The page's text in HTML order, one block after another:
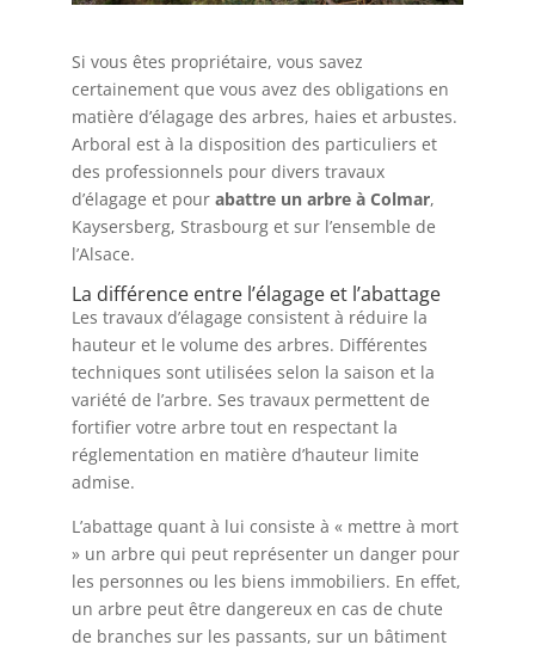
Si vous êtes propriétaire, vous savez
certainement que vous avez des obligations en
matière d’élagage des arbres, haies et arbustes.
Arboral est à la disposition des particuliers et
des professionnels pour divers travaux
d’élagage et pour abattre un arbre à Colmar,
Kaysersberg, Strasbourg et sur l’ensemble de
l’Alsace.
La différence entre l’élagage et l’abattage
Les travaux d’élagage consistent à réduire la
hauteur et le volume des arbres. Différentes
techniques sont utilisées selon la saison et la
variété de l’arbre. Ses travaux permettent de
fortifier votre arbre tout en respectant la
réglementation en matière d’hauteur limite
admise.
L’abattage quant à lui consiste à « mettre à mort
» un arbre qui peut représenter un danger pour
les personnes ou les biens immobiliers. En effet,
un arbre peut être dangereux en cas de chute
de branches sur les passants, sur un bâtiment